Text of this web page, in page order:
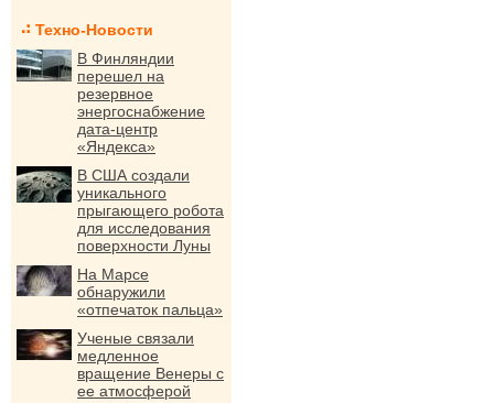
Техно-Новости
В Финляндии
перешел на
резервное
энергоснабжение
дата-центр
«Яндекса»
В США создали
уникального
прыгающего робота
для исследования
поверхности Луны
На Марсе
обнаружили
«отпечаток пальца»
Ученые связали
медленное
вращение Венеры с
ее атмосферой